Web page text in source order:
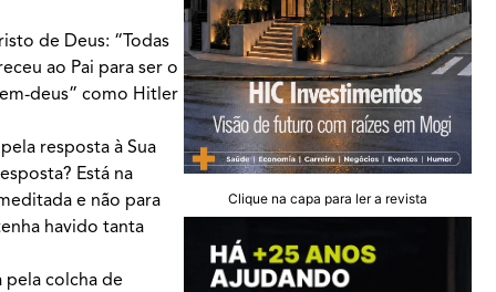
de Deus: “Todas
ao Pai para ser o
deus” como Hitler
resposta à Sua
Está na
e não para
havido tanta
colcha de
Clique na capa para ler a revista